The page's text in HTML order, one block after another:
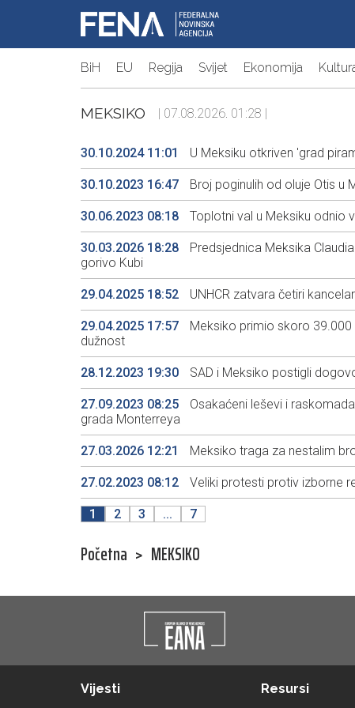
BiH EU Regija Svijet Ekonomija
MEKSIKO | 07.08.2026. 01:28 |
30.10.2024 11:01 U Meksiku otkriven 'grad
30.10.2023 16:47 Broj poginulih od oluje Otis u
30.06.2023 08:18 Toplotni val u Meksiku odnio
30.03.2026 18:28
Predsjednica Meksika
gorivo Kubi
29.04.2025 18:52 UNHCR zatvara četiri
29.04.2025 17:57
Meksiko primio skoro
dužnost
28.12.2023 19:30 SAD i Meksiko postigli
27.09.2023 08:25
Osakaćeni leševi i
grada Monterreya
27.03.2026 12:21 Meksiko traga za nestalim
27.02.2023 08:12 Veliki protesti protiv izborne
1 2 3 ... 7
Početna > MEKSIKO
Vijesti Resursi